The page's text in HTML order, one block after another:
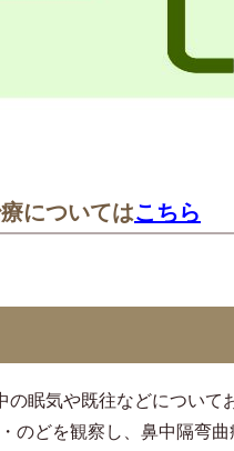
についてはこちら
の眠気や既往などについ
のどを観察し、鼻中隔弯